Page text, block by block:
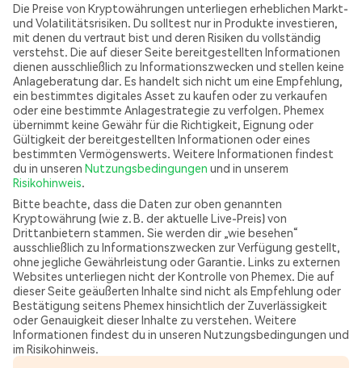
Die Preise von Kryptowährungen unterliegen erheblichen Markt-
und Volatilitätsrisiken. Du solltest nur in Produkte investieren,
mit denen du vertraut bist und deren Risiken du vollständig
verstehst. Die auf dieser Seite bereitgestellten Informationen
dienen ausschließlich zu Informationszwecken und stellen keine
Anlageberatung dar. Es handelt sich nicht um eine Empfehlung,
ein bestimmtes digitales Asset zu kaufen oder zu verkaufen
oder eine bestimmte Anlagestrategie zu verfolgen. Phemex
übernimmt keine Gewähr für die Richtigkeit, Eignung oder
Gültigkeit der bereitgestellten Informationen oder eines
bestimmten Vermögenswerts. Weitere Informationen findest
du in unseren Nutzungsbedingungen und in unserem
Risikohinweis.
Bitte beachte, dass die Daten zur oben genannten
Kryptowährung (wie z. B. der aktuelle Live-Preis) von
Drittanbietern stammen. Sie werden dir „wie besehen“
ausschließlich zu Informationszwecken zur Verfügung gestellt,
ohne jegliche Gewährleistung oder Garantie. Links zu externen
Websites unterliegen nicht der Kontrolle von Phemex. Die auf
dieser Seite geäußerten Inhalte sind nicht als Empfehlung oder
Bestätigung seitens Phemex hinsichtlich der Zuverlässigkeit
oder Genauigkeit dieser Inhalte zu verstehen. Weitere
Informationen findest du in unseren Nutzungsbedingungen und
im Risikohinweis.